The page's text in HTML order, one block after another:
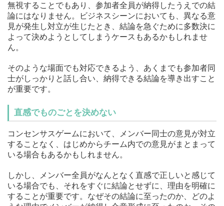
無視することでもあり、参加者全員が納得したうえでの結
論にはなりません。ビジネスシーンにおいても、異なる意
見が発生し対立が生じたとき、結論を急ぐために多数決に
よって決めようとしてしまうケースもあるかもしれませ
ん。
そのような場面でも対応できるよう、あくまでも参加者同
士がしっかりと話し合い、納得できる結論を導き出すこと
が重要です。
直感でものごとを決めない
コンセンサスゲームにおいて、メンバー同士の意見が対立
することなく、はじめからチーム内での意見がまとまって
いる場合もあるかもしれません。
しかし、メンバー全員がなんとなく直感で正しいと感じて
いる場合でも、それをすぐに結論とせずに、理由を明確に
することが重要です。なぜその結論に至ったのか、どのよ